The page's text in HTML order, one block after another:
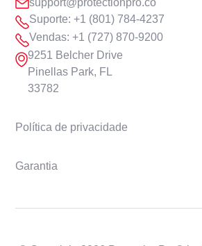
Suporte: +1 (801) 784-4237
Vendas: +1 (727) 870-9200
9251 Belcher Drive
Pinellas Park, FL
33782
Política de privacidade
Garantia